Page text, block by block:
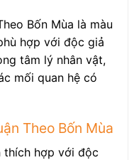
Bốn Mùa là màu
hợp với độc giả
tâm lý nhân vật,
mối quan hệ có
Theo Bốn Mùa
thích hợp với độc